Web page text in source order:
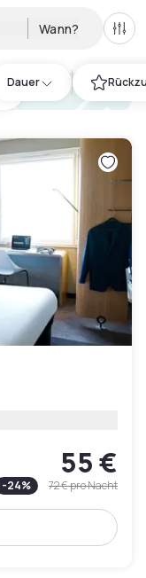
Wann? Alle
Dauer
55 €
-24% 72 €pro Nacht